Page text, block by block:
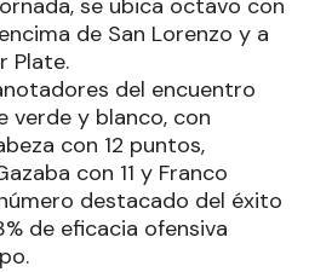
se ubica octavo con
de San Lorenzo y a
Plate.
del encuentro
verde y blanco, con
con 12 puntos,
con 11 y Franco
destacado del éxito
de eficacia ofensiva